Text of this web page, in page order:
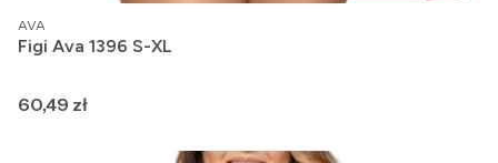
PRODUCENT
AVA
Figi Ava 1396 S-XL
Cena
60,49 zł